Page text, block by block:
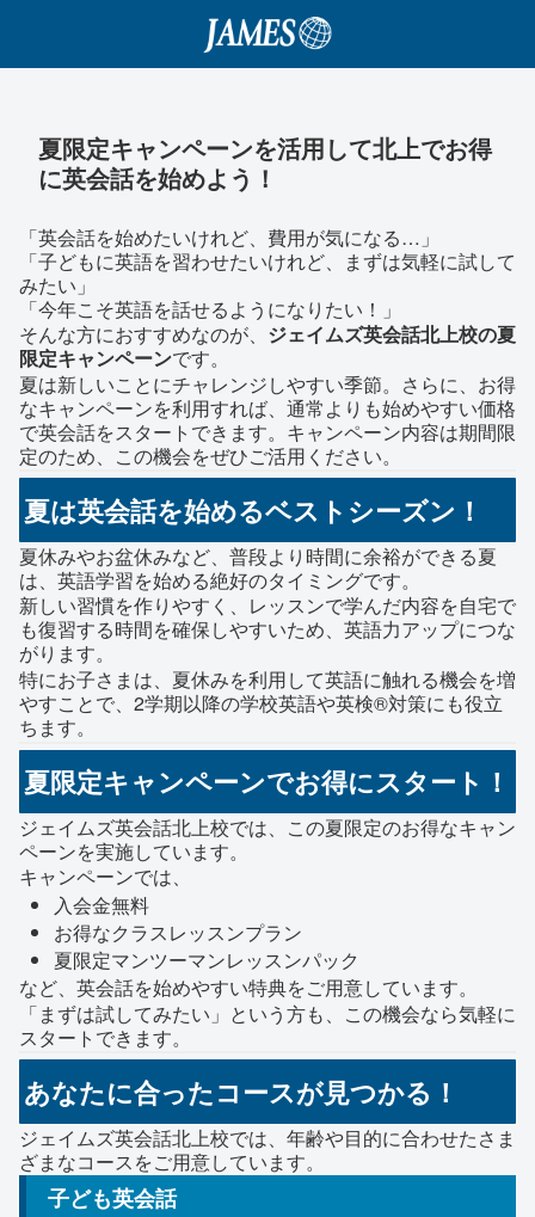
夏限定キャンペーンを活用して北上でお得
に英会話を始めよう！
「英会話を始めたいけれど、費用が気になる…」
「子どもに英語を習わせたいけれど、まずは気軽に試して
みたい」
「今年こそ英語を話せるようになりたい！」
そんな方におすすめなのが、 ジェイムズ英会話北上校の夏
限定キャンペーンです。
夏は新しいことにチャレンジしやすい季節。さらに、お得
なキャンペーンを利用すれば、通常よりも始めやすい価格
で英会話をスタートできます。キャンペーン内容は期間限
定のため、この機会をぜひご活用ください。
夏は英会話を始めるベストシーズン！
夏休みやお盆休みなど、普段より時間に余裕ができる夏
は、英語学習を始める絶好のタイミングです。
新しい習慣を作りやすく、レッスンで学んだ内容を自宅で
も復習する時間を確保しやすいため、英語力アップにつな
がります。
特にお子さまは、夏休みを利用して英語に触れる機会を増
やすことで、2学期以降の学校英語や英検®対策にも役立
ちます。
夏限定キャンペーンでお得にスタート！
ジェイムズ英会話北上校では、この夏限定のお得なキャン
ペーンを実施しています。
キャンペーンでは、
入会金無料
お得なクラスレッスンプラン
夏限定マンツーマンレッスンパック
など、英会話を始めやすい特典をご用意しています。
「まずは試してみたい」という方も、この機会なら気軽に
スタートできます。
あなたに合ったコースが見つかる！
ジェイムズ英会話北上校では、年齢や目的に合わせたさま
ざまなコースをご用意しています。
子ども英会話